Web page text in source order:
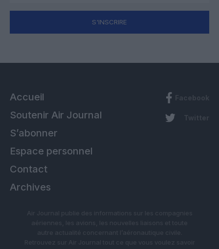
S'INSCRIRE
Accueil
Soutenir Air Journal
S’abonner
Espace personnel
Contact
Archives